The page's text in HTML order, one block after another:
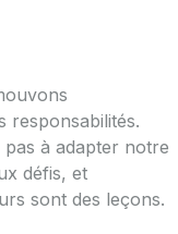
responsabilités.
pas à adapter notre
défis, et
sont des leçons.